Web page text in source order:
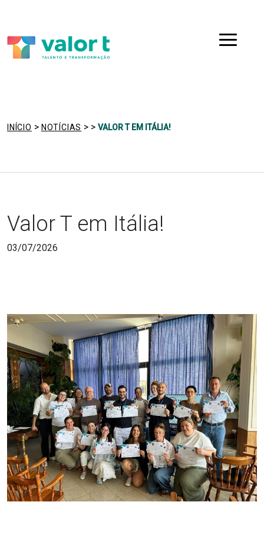
conteúdo
Menu
INÍCIO > NOTÍCIAS > >VALOR T EM ITÁLIA!
Valor T em Itália!
03/07/2026